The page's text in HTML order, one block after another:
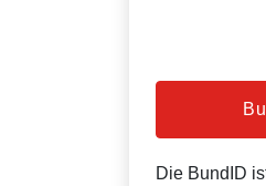
Die BundID